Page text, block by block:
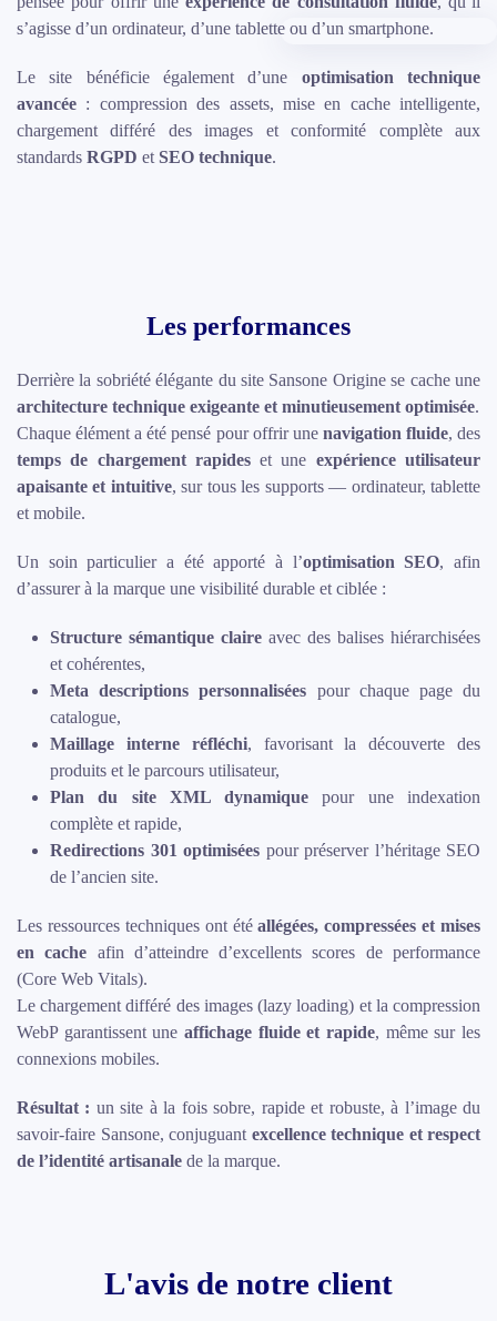
s’agisse d’un ordinateur, d’une tablette ou d’un smartphone.
Le site bénéficie également d’une optimisation technique
avancée : compression des assets, mise en cache intelligente,
chargement différé des images et conformité complète aux
standards RGPD et SEO technique.
Les performances
Derrière la sobriété élégante du site Sansone Origine se cache une
architecture technique exigeante et minutieusement optimisée.
Chaque élément a été pensé pour offrir une navigation fluide, des
temps de chargement rapideset une expérience utilisateur
apaisante et intuitive, sur tous les supports — ordinateur, tablette
et mobile.
Un soin particulier a été apporté à l’optimisation SEO, afin
d’assurer à la marque une visibilité durable et ciblée :
Structure sémantique claire avec des balises hiérarchisées
et cohérentes,
Meta descriptions personnalisées pour chaque page du
catalogue,
Maillage interne réfléchi, favorisant la découverte des
produits et le parcours utilisateur,
Plan du site XML dynamique pour une indexation
complète et rapide,
Redirections 301 optimisées pour préserver l’héritage SEO
de l’ancien site.
Les ressources techniques ont étéallégées, compressées et mises
en cache afin d’atteindre d’excellents scores de performance
(Core Web Vitals).
Le chargement différé des images (lazy loading) et la compression
WebP garantissent une affichage fluide et rapide, même sur les
connexions mobiles.
Résultat : un site à la fois sobre, rapide et robuste, à l’image du
savoir-faire Sansone, conjuguant excellence technique et respect
de l’identité artisanale de la marque.
L'avis de notre client